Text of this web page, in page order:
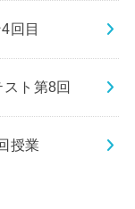
回目
ト第8回
授業